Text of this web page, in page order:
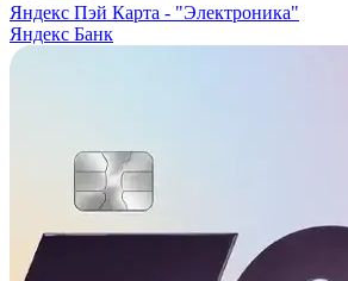
Яндекс Пэй Карта - "Электроника"
Яндекс Банк